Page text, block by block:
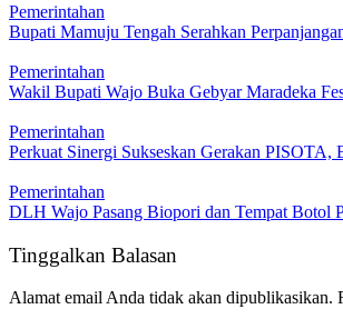
Pemerintahan
Bupati Mamuju Tengah Serahkan
Pemerintahan
Wakil Bupati Wajo Buka Gebyar Maradeka
Pemerintahan
Perkuat Sinergi Sukseskan Gerakan PISOTA,
Pemerintahan
DLH Wajo Pasang Biopori dan Tempat Botol
Tinggalkan Balasan
Alamat email Anda tidak akan dipublikasikan.